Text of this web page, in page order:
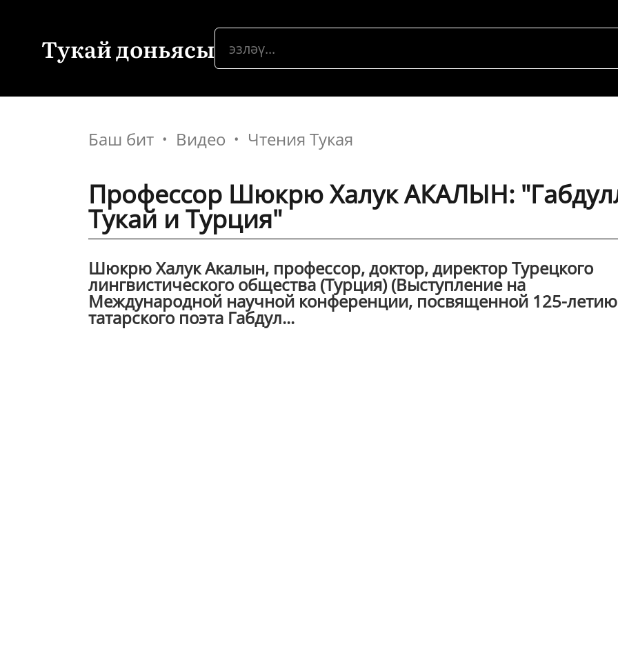
Тукай доньясы
Баш бит Видео Чтения Тукая
Профессор Шюкрю Халук АКАЛЫН:
Тукай и Турция"
Шюкрю Халук Акалын, профессор, доктор, директор Турецкого
лингвистического общества (Турция) (Выступление на
Международной научной конференции, посвященной 125-летию
татарского поэта Габдул...